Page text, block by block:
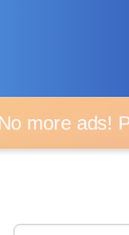
more ads!